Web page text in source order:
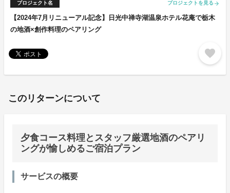
プロジェクト名 プロジェクトを見る arrow_forward
【2024年7月リニューアル記念】日光中禅寺湖温泉ホテル花庵で栃木
の地酒×創作料理のペアリング
favorite
このリターンについて
夕食コース料理とスタッフ厳選地酒のペアリ
ングが愉しめるご宿泊プラン
サービスの概要